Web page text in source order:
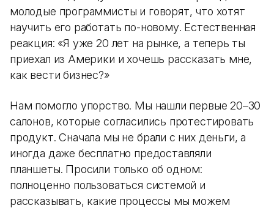
молодые программисты и говорят, что хотят
научить его работать по-новому. Естественная
реакция: «Я уже 20 лет на рынке, а теперь ты
приехал из Америки и хочешь рассказать мне,
как вести бизнес?»
Нам помогло упорство. Мы нашли первые 20–30
салонов, которые согласились протестировать
продукт. Сначала мы не брали с них деньги, а
иногда даже бесплатно предоставляли
планшеты. Просили только об одном:
полноценно пользоваться системой и
рассказывать, какие процессы мы можем